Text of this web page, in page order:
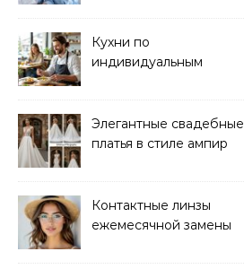
Кухни по
индивидуальным
Элегантные свадебные
платья в стиле ампир
Контактные линзы
ежемесячной замены